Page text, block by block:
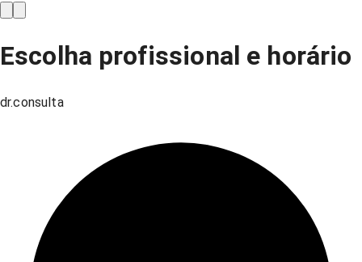
Escolha profissional e horário
dr.consulta